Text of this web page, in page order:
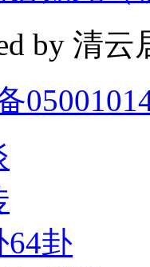
by 清
64卦